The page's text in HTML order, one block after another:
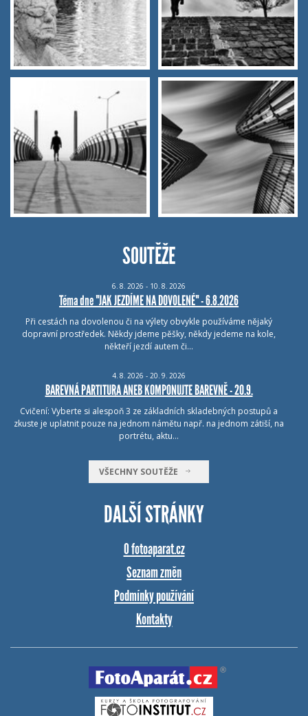
SOUTĚŽE
6. 8. 2026 - 10. 8. 2026
Téma dne "JAK JEZDÍME NA DOVOLENÉ" - 6.8.2026
Při cestách na dovolenou či na výlety obvykle používáme nějaký
dopravní prostředek. Někdy jdeme pěšky, někdy jedeme na kole,
někteří jezdí autem či…
4. 8. 2026 - 20. 9. 2026
BAREVNÁ PARTITURA ANEB KOMPONUJTE BAREVNĚ - 20.9.
Cvičení: Vyberte si alespoň 3 ze základních skladebných postupů a
zkuste je uplatnit pouze na jednom námětu např. na jednom zátiší, na
portrétu, aktu…
VŠECHNY SOUTĚŽE
DALŠÍ STRÁNKY
O fotoaparat.cz
Seznam změn
Podmínky používání
Kontakty